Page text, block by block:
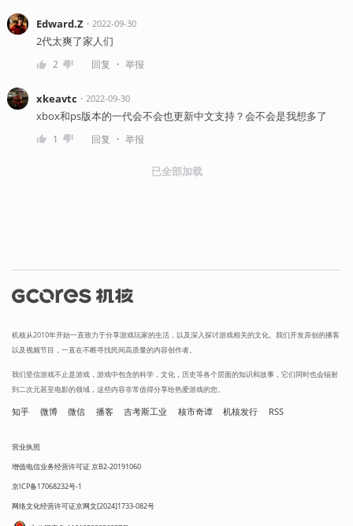
Edward.Z・ 2022-09-30
2代太爽了家人们
2 回复 ・ 举报
xkeavtc ・ 2022-09-30
xbox和ps版本的一代会不会也更新中文支持？会不会是我想多了
1 回复 ・ 举报
已全部加载
机核从2010年开始一直致力于分享游戏玩家的生活，以及深入探讨游戏相关的文化。我们开发原创的播客
以及视频节目，一直在不断寻找民间高质量的内容创作者。
我们坚信游戏不止是游戏，游戏中包含的科学，文化，历史等各个层面的知识和故事，它们同时也会辐射
到二次元甚至电影的领域，这些内容非常值得分享给热爱游戏的您。
知乎 微博 微信 播客 吉考斯工业 核市奇谭 机核发行 RSS
营业执照
增值电信业务经营许可证 京B2-20191060
京ICP备17068232号-1
网络文化经营许可证京网文[2024]1733-082号